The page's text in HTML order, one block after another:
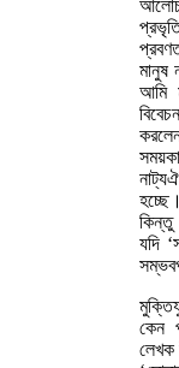
মানুষ
আমি
কিন্তু
যদি
কেন
লেখক